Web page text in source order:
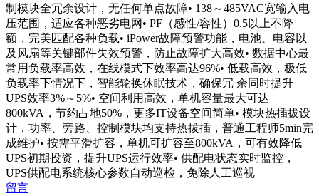
制模块全冗余设计，无任何单点故障• 138～485VAC宽输入电
压范围，适应各种恶劣电网• PF（感性/容性）0.5以上不降
额，完美匹配各种负载• iPower故障预警功能，电池、电容以
及风扇等关键部件失效预警，防止故障扩大高效• 数据中心最
常用负载率高效，在线模式下效率高达96%• 低载高效，极低
负载率下情况下，智能轮换休眠技术，确保冗 余同时提升
UPS效率3%～5%• 空间利用高效，单机容量最大可达
800kVA，节约占地50%，更多IT设备空间简单• 模块热插拔设
计，功率、旁路、控制模块均支持热拔插，普通工程师5min完
成维护• 按需平滑扩容，单机可扩容至800kVA，可有效降低
UPS初期投资，提升UPS运行效率• 供配电状态实时监控，
UPS供配电系统核心参数自动巡检，免除人工巡视
留言